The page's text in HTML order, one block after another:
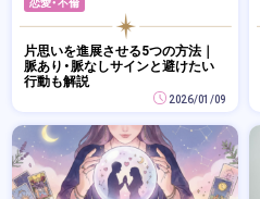
片思いを進展させる5つの方法｜
脈あり・脈なしサインと避けたい
行動も解説
2026/01/09